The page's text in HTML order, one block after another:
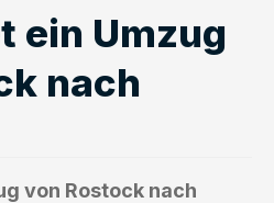
ein Umzug
nach
von Rostock nach